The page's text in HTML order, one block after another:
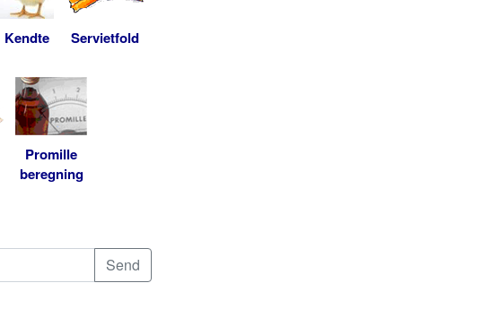
Kendte Servietfold
Promille
beregning